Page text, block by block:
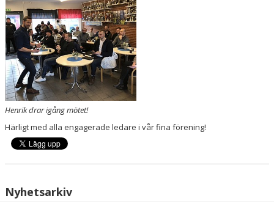
DOKUMENT
BESTÄLL VÅRA KLUBBKLÄDER
Henrik drar igång mötet!
Härligt med alla engagerade ledare i vår fina förening!
Nyhetsarkiv